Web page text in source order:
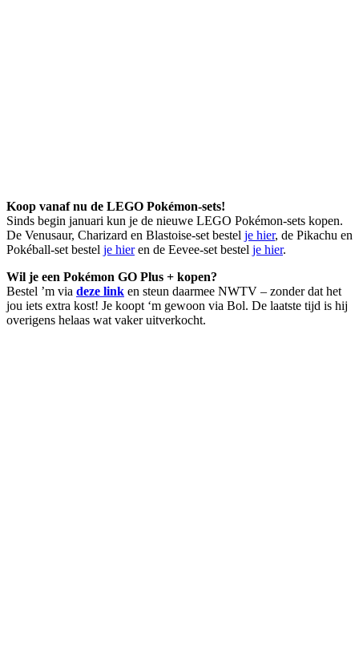
Koop vanaf nu de LEGO Pokémon-sets!
Sinds begin januari kun je de nieuwe LEGO Pokémon-sets kopen.
De Venusaur, Charizard en Blastoise-set bestel je hier, de Pikachu en
Pokéball-set bestel je hieren de Eevee-set bestel je hier.
Wil je een Pokémon GO Plus + kopen?
Bestel ’m via deze link en steun daarmee NWTV – zonder dat het
jou iets extra kost! Je koopt ‘m gewoon via Bol. De laatste tijd is hij
overigens helaas wat vaker uitverkocht.